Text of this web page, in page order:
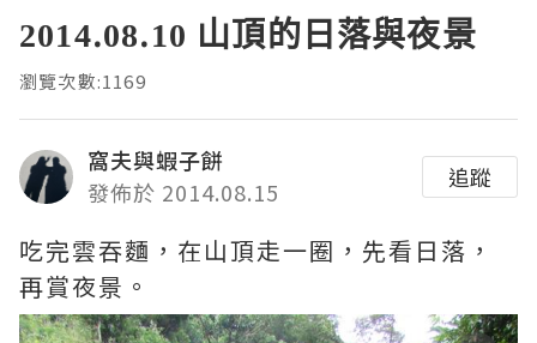
2014.08.10 山頂的日落與夜景
瀏覽次數:1169
窩夫與蝦子餅
發佈於 2014.08.15
追蹤
吃完雲吞麵，在山頂走一圈，先看日落，
再賞夜景。